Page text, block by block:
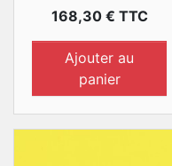
Prix
168,30 € TTC
Ajouter au
panier